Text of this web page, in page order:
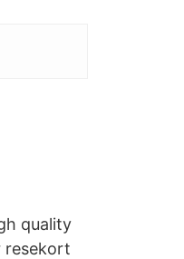
quality
resekort